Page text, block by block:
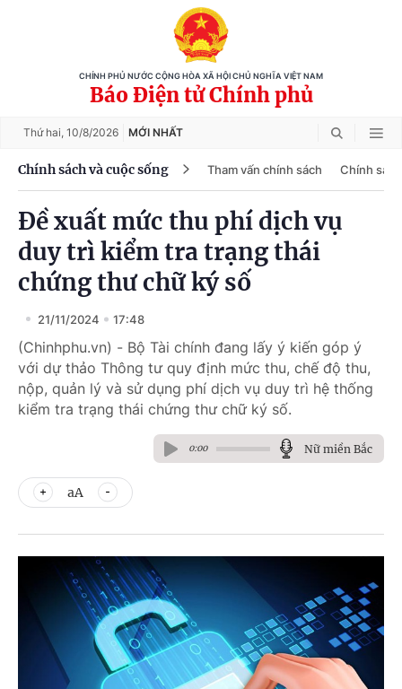
CHÍNH PHỦ NƯỚC CỘNG HÒA XÃ HỘI CHỦ NGHĨA VIỆT NAM
Báo Điện tử Chính phủ
Thứ hai, 10/8/2026 MỚI NHẤT
Chính sách và cuộc sống Tham vấn chính sách Chính
Đề xuất mức thu phí dịch vụ
duy trì kiểm tra trạng thái
chứng thư chữ ký số
21/11/2024 17:48
(Chinhphu.vn) - Bộ Tài chính đang lấy ý kiến góp ý
với dự thảo Thông tư quy định mức thu, chế độ thu,
nộp, quản lý và sử dụng phí dịch vụ duy trì hệ thống
kiểm tra trạng thái chứng thư chữ ký số.
0:00 Nữ miền Bắc
aA